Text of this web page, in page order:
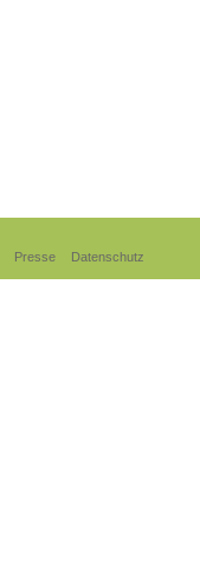
Presse Datenschutz